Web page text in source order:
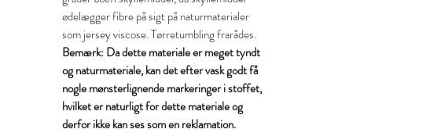
ødelægger fibre på sigt på naturmaterialer
som jersey viscose. Tørretumbling frarådes.
Bemærk: Da dette materiale er meget tyndt
og naturmateriale, kan det efter vask godt få
nogle mønsterlignende markeringer i stoffet,
hvilket er naturligt for dette materiale og
derfor ikke kan ses som en reklamation.